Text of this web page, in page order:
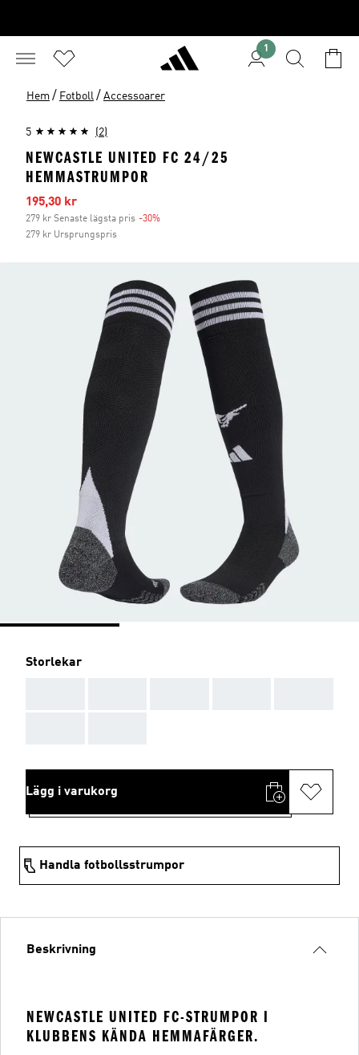
1
Hem / Fotboll / Accessoarer
5 (2)
NEWCASTLE UNITED FC 24/25
HEMMASTRUMPOR
Reapris
195,30 kr
279 kr Senaste lägsta pris -30%
279 kr Ursprungspris
Storlekar
Lägg i varukorg
Handla fotbollsstrumpor
Beskrivning
NEWCASTLE UNITED FC-STRUMPOR I
KLUBBENS KÄNDA HEMMAFÄRGER.